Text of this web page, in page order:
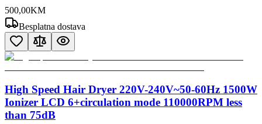
500,00KM
Besplatna dostava
High Speed Hair Dryer 220V-240V~50-60Hz 1500W
Ionizer LCD 6+circulation mode 110000RPM less
than 75dB